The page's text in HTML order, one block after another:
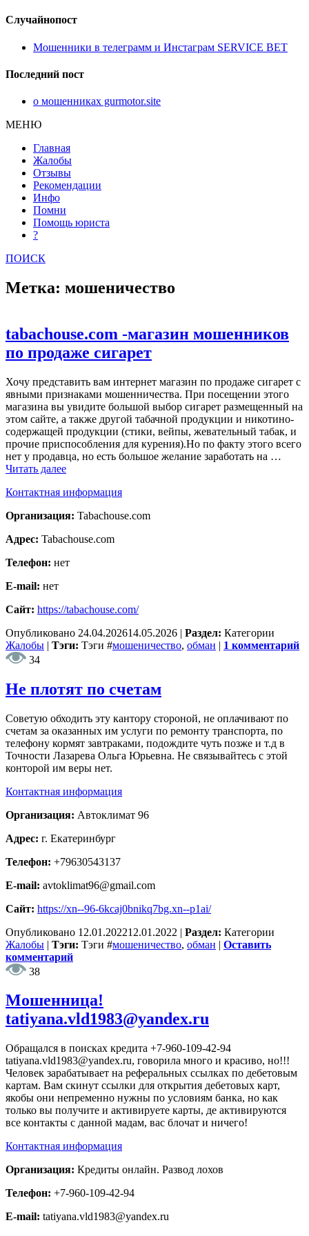
Случайнопост
Мошенники в телеграмм и Инстаграм SERVICE BET
Последний пост
о мошенниках gurmotor.site
МЕНЮ
Главная
Жалобы
Отзывы
Рекомендации
Инфо
Помни
Помощь юриста
?
ПОИСК
Метка: мошеничество
tabachouse.com -магазин мошенников
по продаже сигарет
Хочу представить вам интернет магазин по продаже сигарет с
явными признаками мошенничества. При посещении этого
магазина вы увидите большой выбор сигарет размещенный на
этом сайте, а также другой табачной продукции и никотино-
содержащей продукции (стики, вейпы, жевательный табак, и
прочие приспособления для курения).Но по факту этого всего
нет у продавца, но есть большое желание заработать на …
Читать далее
Контактная информация
Организация: Tabachouse.com
Адрес: Tabachouse.com
Телефон: нет
E-mail: нет
Сайт: https://tabachouse.com/
Опубликовано 24.04.202614.05.2026 | Раздел: Категории
Жалобы | Тэги: Тэги #мошеничество, обман | 1 комментарий
34
Не плотят по счетам
Советую обходить эту кантору стороной, не оплачивают по
счетам за оказанных им услуги по ремонту транспорта, по
телефону кормят завтраками, подождите чуть позже и т.д в
Точности Лазарева Ольга Юрьевна. Не связывайтесь с этой
конторой им веры нет.
Контактная информация
Организация: Автоклимат 96
Адрес: г. Екатеринбург
Телефон: +79630543137
E-mail: avtoklimat96@gmail.com
Сайт: https://xn--96-6kcaj0bnikq7bg.xn--p1ai/
Опубликовано 12.01.202212.01.2022 | Раздел: Категории
Жалобы | Тэги: Тэги #мошеничество, обман | Оставить
комментарий
38
Мошенница!
tatiyana.vld1983@yandex.ru
Обращался в поисках кредита +7-960-109-42-94
tatiyana.vld1983@yandex.ru, говорила много и красиво, но!!!
Человек зарабатывает на реферальных ссылках по дебетовым
картам. Вам скинут ссылки для открытия дебетовых карт,
якобы они непременно нужны по условиям банка, но как
только вы получите и активируете карты, де активируются
все контакты с данной мадам, вас блочат и ничего!
Контактная информация
Организация: Кредиты онлайн. Развод лохов
Телефон: +7-960-109-42-94
E-mail: tatiyana.vld1983@yandex.ru